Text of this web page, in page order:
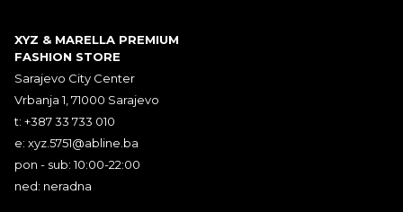
XYZ & MARELLA PREMIUM
FASHION STORE
Sarajevo City Center
Vrbanja 1, 71000 Sarajevo
t: +387 33 733 010
e: xyz.5751@abline.ba
pon - sub: 10:00-22:00
ned: neradna